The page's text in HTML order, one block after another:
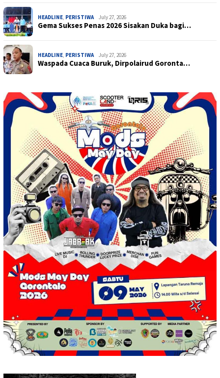
HEADLINE PERISTIWA July 27, 2026
Gema Sukses Penas 2026 Sisakan Duka bagi…
HEADLINE PERISTIWA July 27, 2026
Waspada Cuaca Buruk, Dirpolairud Goronta…